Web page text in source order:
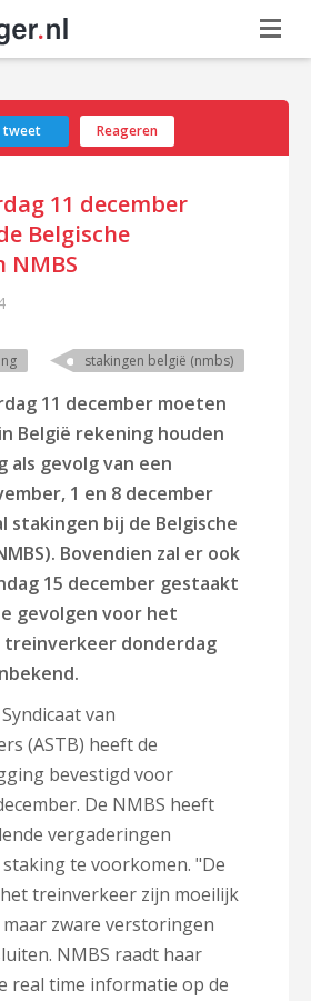
tweet Reageren
11 december
Belgische
NMBS
stakingen belgië (nmbs)
11 december moeten
België rekening houden
gevolg van een
1 en 8 december
stakingen bij de Belgische
Bovendien zal er ook
15 december gestaakt
gevolgen voor het
donderdag
van
(ASTB) heeft de
bevestigd voor
De NMBS heeft
vergaderingen
te voorkomen. "De
treinverkeer zijn moeilijk
zware verstoringen
NMBS raadt haar
real time informatie op de